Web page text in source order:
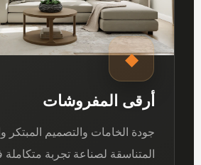
◆
أرقى المفروشات
جودة الخامات والتصميم المبتكر
المتناسقة لصناعة تجربة